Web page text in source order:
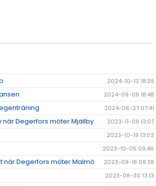
2024-10-13 18:39
2024-09-09 18:48
2024-06-27 07:41
när Degerfors möter Mjällby 2023-11-09 13:07
2023-10-19 13:03
2023-10-05 09:46
när Degerfors möter Malmö 2023-09-18 08:38
2023-08-30 13:13